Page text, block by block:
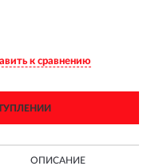
к сравнению
ОПИСАНИЕ